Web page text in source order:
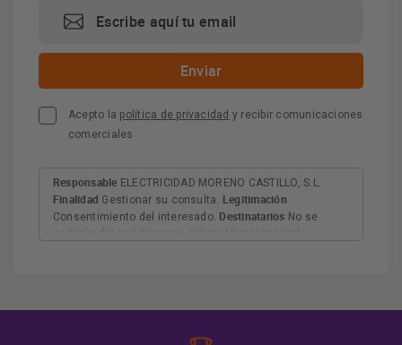
Acepto la política de privacidad y recibir comunicaciones
comerciales
Responsable ELECTRICIDAD MORENO CASTILLO, S.L.
Finalidad Gestionar su consulta. Legitimación
Consentimiento del interesado. Destinatarios No se